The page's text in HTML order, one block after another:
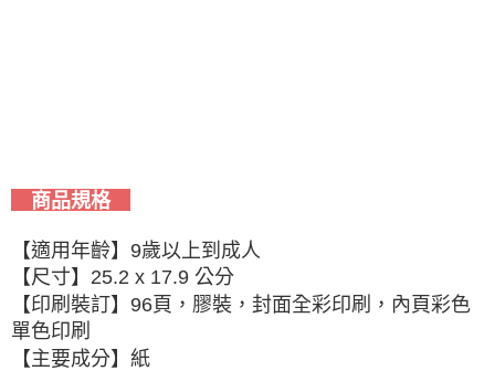
商品規格
【適用年齡】9歲以上到成人
【尺寸】25.2 x 17.9 公分
【印刷裝訂】96頁，膠裝，封面全彩印刷，內頁彩色
單色印刷
【主要成分】紙